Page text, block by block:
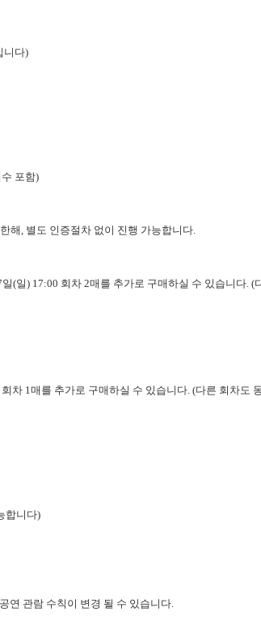
니다)
포함)
해, 별도 인증절차 없이 진행 가능합니다.
(일) 17:00 회차 2매를 추가로 구매하실 수 있습니다. (
차 1매를 추가로 구매하실 수 있습니다. (다른 회차도
합니다)
연 관람 수칙이 변경 될 수 있습니다.